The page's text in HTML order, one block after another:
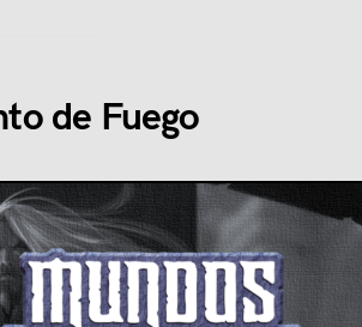
de Fuego